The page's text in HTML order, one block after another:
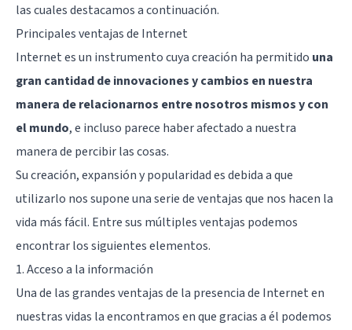
las cuales destacamos a continuación.
Principales ventajas de Internet
Internet es un instrumento cuya creación ha permitido una
gran cantidad de innovaciones y cambios en nuestra
manera de relacionarnos entre nosotros mismos y con
el mundo, e incluso parece haber afectado a nuestra
manera de percibir las cosas.
Su creación, expansión y popularidad es debida a que
utilizarlo nos supone una serie de ventajas que nos hacen la
vida más fácil. Entre sus múltiples ventajas podemos
encontrar los siguientes elementos.
1. Acceso a la información
Una de las grandes ventajas de la presencia de Internet en
nuestras vidas la encontramos en que gracias a él podemos